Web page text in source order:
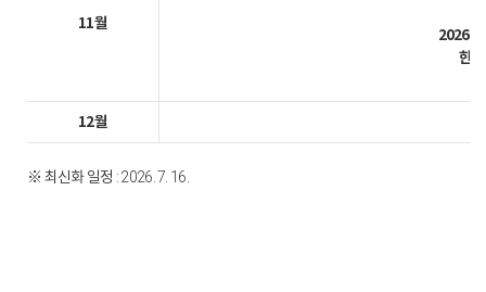
11월
2026
한-
12월
※ 최신화 일정 : 2026. 7. 16.